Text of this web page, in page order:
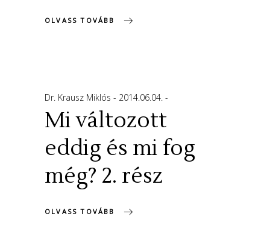
OLVASS TOVÁBB
Dr. Krausz Miklós 2014.06.04.
Mi változott
eddig és mi fog
még? 2. rész
OLVASS TOVÁBB